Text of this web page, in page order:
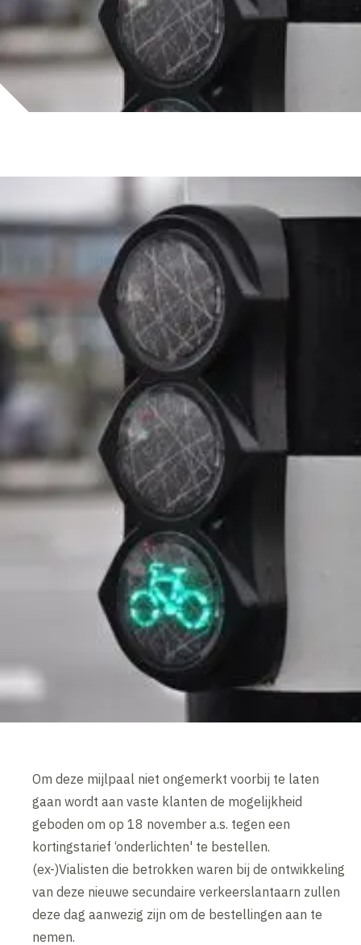
Om deze mijlpaal niet ongemerkt voorbij te laten
gaan wordt aan vaste klanten de mogelijkheid
geboden om op 18 november a.s. tegen een
kortingstarief ‘onderlichten' te bestellen.
(ex-)Vialisten die betrokken waren bij de ontwikkeling
van deze nieuwe secundaire verkeerslantaarn zullen
deze dag aanwezig zijn om de bestellingen aan te
nemen.